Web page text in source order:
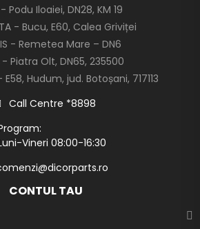
- Podu Iloaiei, DN28, KM 19
- Bucu, E60, Calea Griviței
- Remetea Mare – DN6
- Piatra Olt, DN65, 235500
E58, Hudum, jud. Botoșani, 717113
Call Centre *8898
Vineri 08:00-16:30
CONTUL TAU